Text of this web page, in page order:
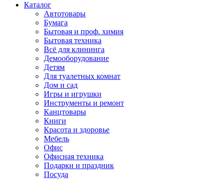
Каталог
Автотовары
Бумага
Бытовая и проф. химия
Бытовая техника
Всё для клининга
Демооборудование
Детям
Для туалетных комнат
Дом и сад
Игры и игрушки
Инструменты и ремонт
Канцтовары
Книги
Красота и здоровье
Мебель
Офис
Офисная техника
Подарки и праздник
Посуда